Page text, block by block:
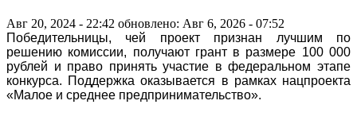
Авг 20, 2024 - 22:42 обновлено: Авг 6, 2026 - 07:52
Победительницы, чей проект признан лучшим по
решению комиссии, получают грант в размере 100 000
рублей и право принять участие в федеральном этапе
конкурса. Поддержка оказывается в рамках нацпроекта
«Малое и среднее предпринимательство».